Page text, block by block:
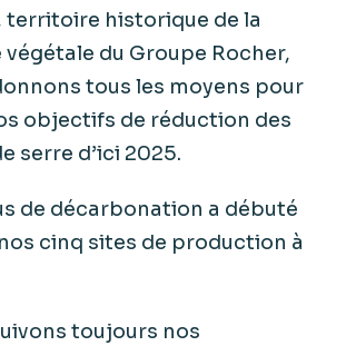
territoire historique de la
du Groupe Rocher,
tous les moyens pour
objectifs de réduction des
serre d’ici 2025.
de décarbonation a débuté
cinq sites de production à
toujours nos